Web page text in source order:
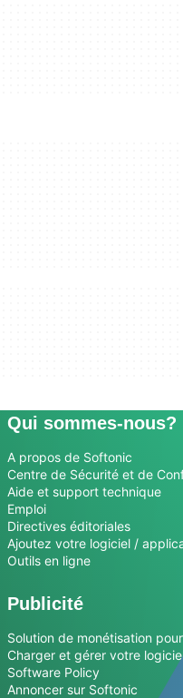
Qui sommes-nous?
A propos de Softonic
Centre de Sécurité et de
Aide et support technique
Emploi
Directives éditoriales
Ajoutez votre logiciel /
Outils en ligne
Publicité
Solution de monétisation
Charger et gérer votre
Software Policy
Annoncer sur Softonic